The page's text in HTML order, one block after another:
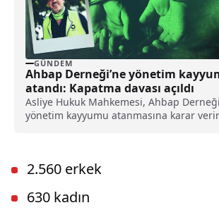
GÜNDEM
Ahbap Derneği’ne yönetim
atandı: Kapatma davası açıldı
Asliye Hukuk Mahkemesi, Ahbap
yönetim kayyumu atanmasına karar
2.560 erkek
630 kadın